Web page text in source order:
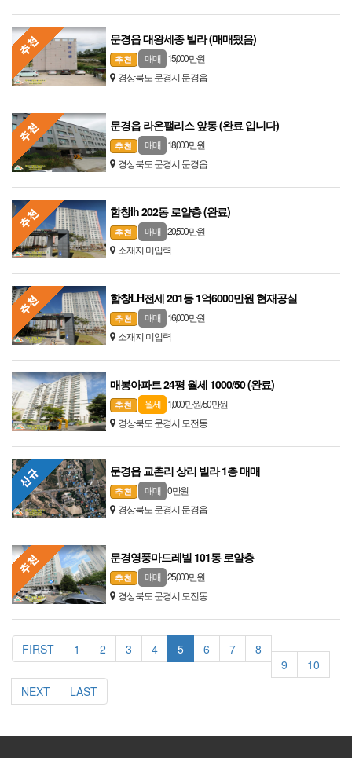
문경읍 대왕세종 빌라 (매매됐음)
매매
15,000 만원
경상북도 문경시 문경읍
문경읍 라온팰리스 앞동 (완료 입니다)
매매
18,000 만원
경상북도 문경시 문경읍
함창lh 202동 로얄층 (완료)
매매
20,500 만원
소재지 미입력
함창LH전세 201동 1억6000만원 현재공실
매매
16,000 만원
소재지 미입력
매봉아파트 24평 월세 1000/50 (완료)
월세
1,000 만원 / 50 만원
경상북도 문경시 모전동
문경읍 교촌리 상리 빌라 1층 매매
매매
0 만원
경상북도 문경시 문경읍
문경영풍마드레빌 101동 로얄층
매매
25,000 만원
경상북도 문경시 모전동
FIRST 1 2 3 4 5 6 7
8
9
10
NEXT
LAST